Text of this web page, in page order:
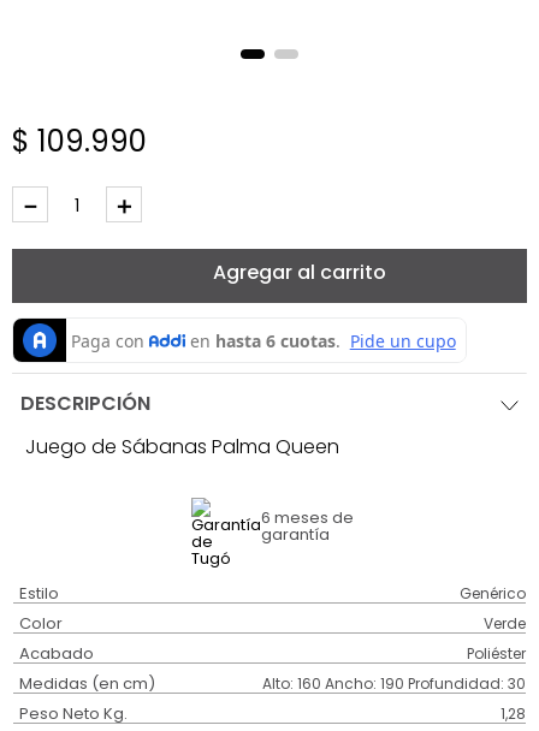
$ 109.990
＋
－
Agregar al carrito
DESCRIPCIÓN
Juego de Sábanas Palma Queen
6 meses de
garantía
Estilo Genérico
Color Verde
Acabado Poliéster
Medidas (en cm) Alto: 160 Ancho: 190 Profundidad: 30
Peso Neto Kg. 1,28